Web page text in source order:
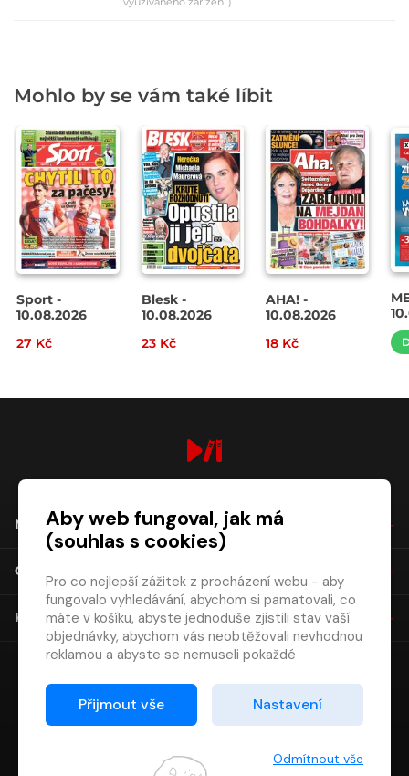
Mohlo by se vám také líbit
Sport -
10.08.2026
27 Kč
Blesk -
10.08.2026
23 Kč
AHA! -
10.08.2026
18 Kč
NÁKUP
O SPOLEČNOSTI
KONTAKT
Aby web fungoval, jak má
(souhlas s cookies)
Pro co nejlepší zážitek z procházení webu - aby
fungovalo vyhledávání, abychom si pamatovali, co
máte v košíku, abyste jednoduše zjistili stav vaší
objednávky, abychom vás neobtěžovali nevhodnou
reklamou a abyste se nemuseli pokaždé
Proto od vás potřebujeme souhlas se
zpracováním souborů cookies
Děkujeme, že nám ho dáte a pomůžete nám tak
Přijmout vše Nastavení
Odmítnout vše